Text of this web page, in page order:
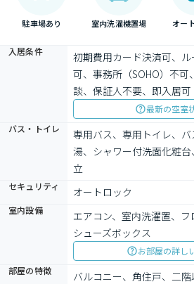
駐車場あり 室内洗濯機置場 オー
入居条件
初期費用カード決済可、
可、事務所（SOHO）不
談、保証人不要、即入居可
最新の空室
バス・トイレ
専用バス、専用トイレ、
湯、シャワー付洗面化粧
立
セキュリティ オートロック
室内設備
エアコン、室内洗濯置、フ
シューズボックス
お部屋の詳し
部屋の特徴
バルコニー、角住戸、二